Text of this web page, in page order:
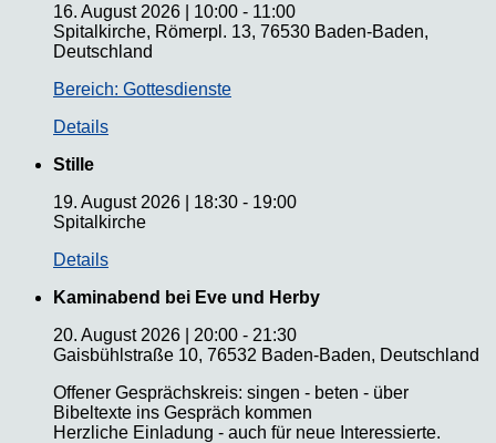
16. August 2026
10:00 - 11:00
Spitalkirche, Römerpl. 13, 76530 Baden-Baden,
Deutschland
Bereich: Gottesdienste
Details
Stille
19. August 2026
18:30 - 19:00
Spitalkirche
Details
Kaminabend bei Eve und Herby
20. August 2026
20:00 - 21:30
Gaisbühlstraße 10, 76532 Baden-Baden, Deutschland
Offener Gesprächskreis: singen - beten - über
Bibeltexte ins Gespräch kommen
Herzliche Einladung - auch für neue Interessierte.